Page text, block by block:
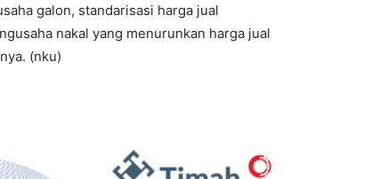
galon, standarisasi harga jual
nakal yang menurunkan harga jual
(nku)